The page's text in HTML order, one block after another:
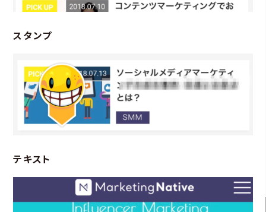
スタンプ
テキスト